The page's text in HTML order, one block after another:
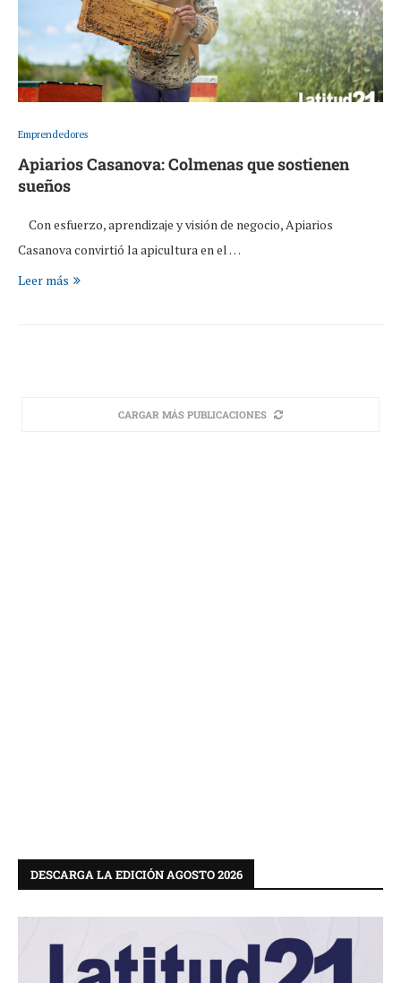
Emprendedores
Apiarios Casanova: Colmenas que sostienen
sueños
Con esfuerzo, aprendizaje y visión de negocio, Apiarios
Casanova convirtió la apicultura en el …
Leer más
CARGAR MÁS PUBLICACIONES
DESCARGA LA EDICIÓN AGOSTO 2026